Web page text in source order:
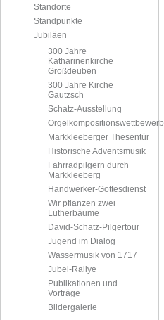
Standorte
Standpunkte
Jubiläen
300 Jahre
Katharinenkirche
Großdeuben
300 Jahre Kirche
Gautzsch
Schatz-Ausstellung
Orgelkompositionswettbewerb
Markkleeberger Thesentür
Historische Adventsmusik
Fahrradpilgern durch
Markkleeberg
Handwerker-Gottesdienst
Wir pflanzen zwei
Lutherbäume
David-Schatz-Pilgertour
Jugend im Dialog
Wassermusik von 1717
Jubel-Rallye
Publikationen und
Vorträge
Bildergalerie